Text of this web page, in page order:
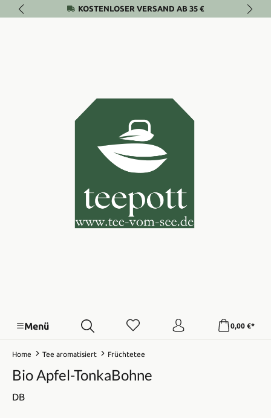
Zum Hauptinhalt springenKOSTENLOSER VERSAND AB 35 €
Menü 0,00 €*
Home Tee aromatisiert Früchtetee
Bio Apfel-TonkaBohne
DB